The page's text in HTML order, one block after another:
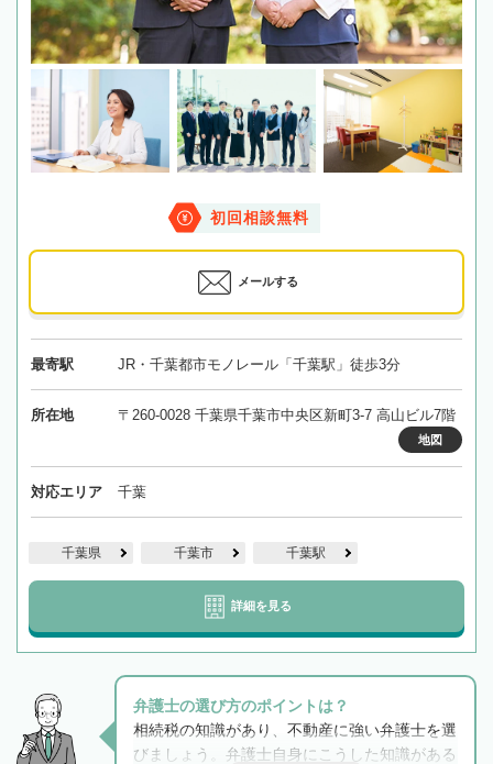
初回相談無料
メールする
最寄駅 JR・千葉都市モノレール「千葉駅」徒歩3分
所在地 〒260-0028 千葉県千葉市中央区新町3-7 高山ビル7階
地図
対応エリア 千葉
千葉県 千葉市 千葉駅
詳細を見る
弁護士の選び方のポイントは？
相続税の知識があり、不動産に強い弁護士を選
びましょう。弁護士自身にこうした知識がある